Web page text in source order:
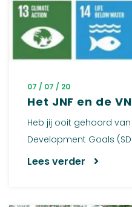
07 / 07 / 20
Het JNF en de
Heb jij ooit gehoord
Development Goals
Lees verder